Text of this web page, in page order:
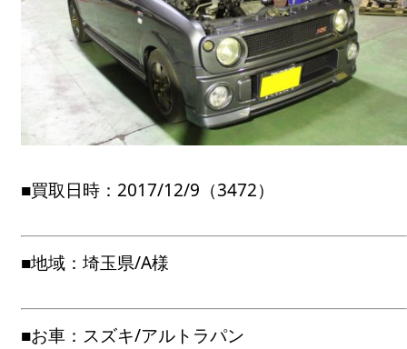
■買取日時：2017/12/9（3472）
■地域：埼玉県/A様
■お車：スズキ/アルトラパン